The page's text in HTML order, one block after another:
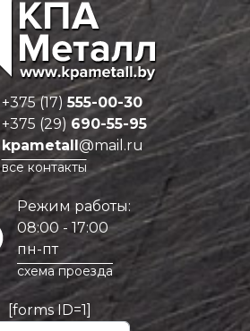
+375 (17)555-00-30
+375 (29) 690-55-95
kpametall@mail.ru
все контакты
Режим работы:
08:00 - 17:00
пн-пт
схема проезда
[forms ID=1]